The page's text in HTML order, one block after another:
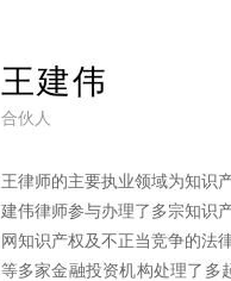
王建伟
合伙人
王律师的主要执业领域为知识
建伟律师参与办理了多宗知识
网知识产权及不正当竞争的法
等多家金融投资机构处理了多